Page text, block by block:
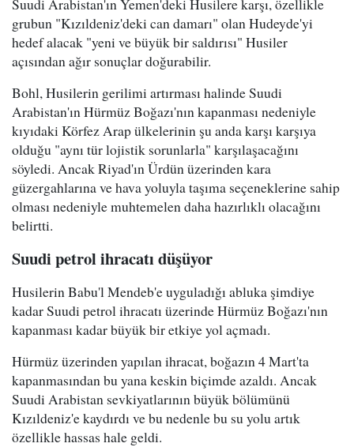
Suudi Arabistan'ın Yemen'deki Husilere karşı, özellikle
grubun "Kızıldeniz'deki can damarı" olan Hudeyde'yi
hedef alacak "yeni ve büyük bir saldırısı" Husiler
açısından ağır sonuçlar doğurabilir.
Bohl, Husilerin gerilimi artırması halinde Suudi
Arabistan'ın Hürmüz Boğazı'nın kapanması nedeniyle
kıyıdaki Körfez Arap ülkelerinin şu anda karşı karşıya
olduğu "aynı tür lojistik sorunlarla" karşılaşacağını
söyledi. Ancak Riyad'ın Ürdün üzerinden kara
güzergahlarına ve hava yoluyla taşıma seçeneklerine sahip
olması nedeniyle muhtemelen daha hazırlıklı olacağını
belirtti.
Suudi petrol ihracatı düşüyor
Husilerin Babu'l Mendeb'e uyguladığı abluka şimdiye
kadar Suudi petrol ihracatı üzerinde Hürmüz Boğazı'nın
kapanması kadar büyük bir etkiye yol açmadı.
Hürmüz üzerinden yapılan ihracat, boğazın 4 Mart'ta
kapanmasından bu yana keskin biçimde azaldı. Ancak
Suudi Arabistan sevkiyatlarının büyük bölümünü
Kızıldeniz'e kaydırdı ve bu nedenle bu su yolu artık
özellikle hassas hale geldi.